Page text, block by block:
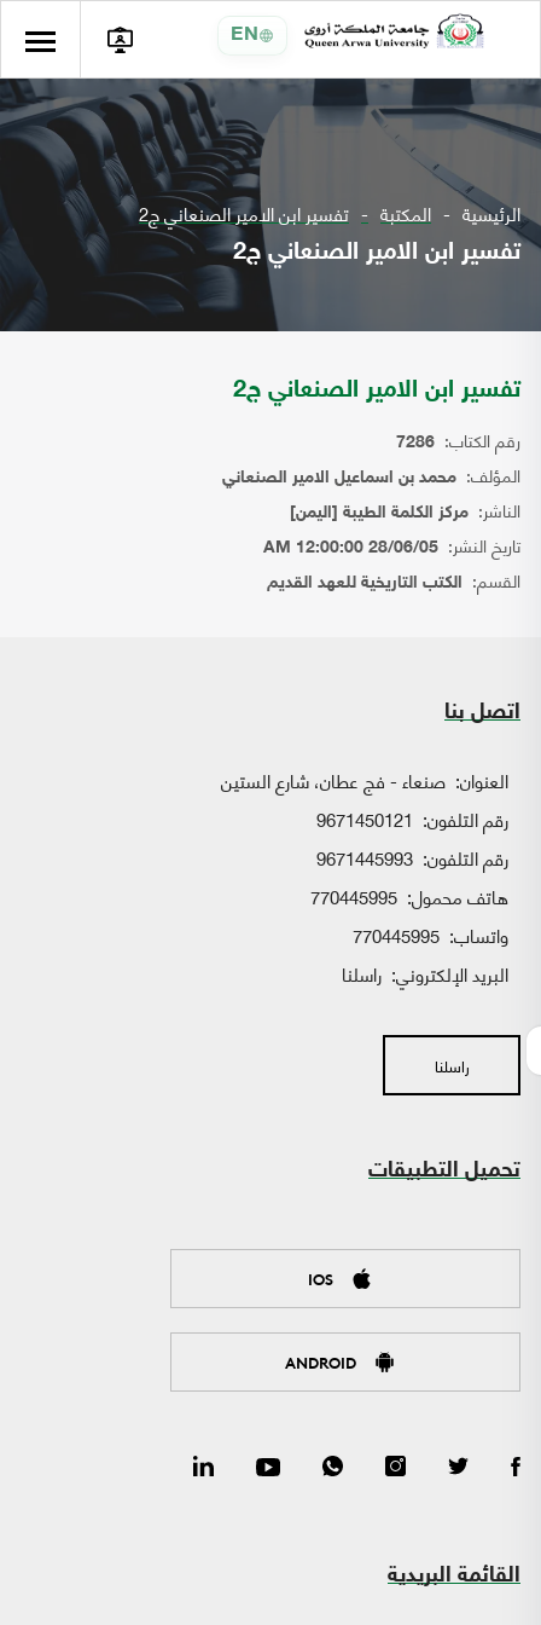
EN
الرئيسية المكتبة تفسير ابن الامير الصنعاني ج2
تفسير ابن الامير الصنعاني ج2
تفسير ابن الامير الصنعاني ج2
رقم الكتاب: 7286
المؤلف: محمد بن اسماعيل الامير الصنعاني
الناشر: مركز الكلمة الطيبة [اليمن]
تاريخ النشر: 28/06/05 12:00:00 AM
القسم: الكتب التاريخية للعهد القديم
اتصل بنا
العنوان: صنعاء - فج عطان، شارع الستين
رقم التلفون: 9671450121
رقم التلفون: 9671445993
هاتف محمول: 770445995
واتساب:
البريد الإلكتروني: راسلنا
راسلنا
تحميل التطبيقات
IOS
ANDROID
القائمة البريدية